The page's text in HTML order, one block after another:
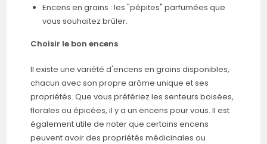
Encens en grains : les "pépites" parfumées que
vous souhaitez brûler.
Choisir le bon encens
Il existe une variété d'encens en grains disponibles,
chacun avec son propre arôme unique et ses
propriétés. Que vous préfériez les senteurs boisées,
florales ou épicées, il y a un encens pour vous. Il est
également utile de noter que certains encens
peuvent avoir des propriétés médicinales ou